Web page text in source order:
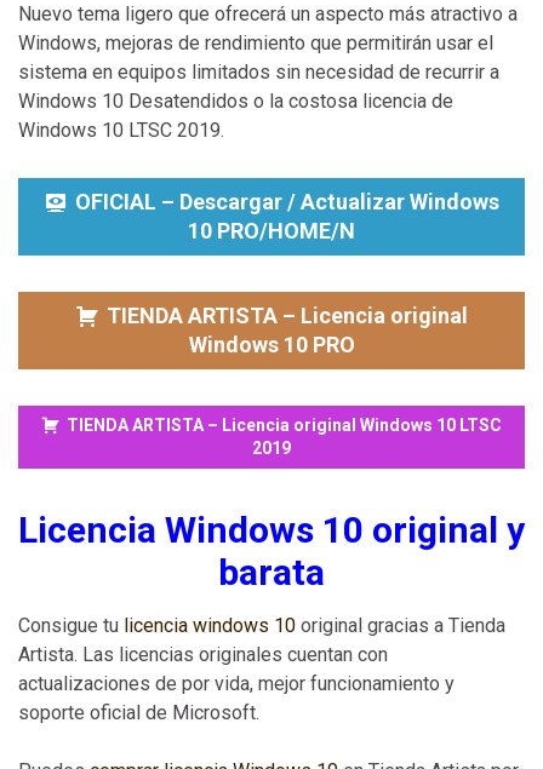
Nuevo tema ligero que ofrecerá un aspecto más atractivo a
Windows, mejoras de rendimiento que permitirán usar el
sistema en equipos limitados sin necesidad de recurrir a
Windows 10 Desatendidos o la costosa licencia de
Windows 10 LTSC 2019.
OFICIAL – Descargar / Actualizar Windows
10 PRO/HOME/N
TIENDA ARTISTA – Licencia original
Windows 10 PRO
TIENDA ARTISTA – Licencia original Windows 10 LTSC
2019
Licencia Windows 10 original y
barata
Consigue tu licencia windows 10 original gracias a Tienda
Artista. Las licencias originales cuentan con
actualizaciones de por vida, mejor funcionamiento y
soporte oficial de Microsoft.